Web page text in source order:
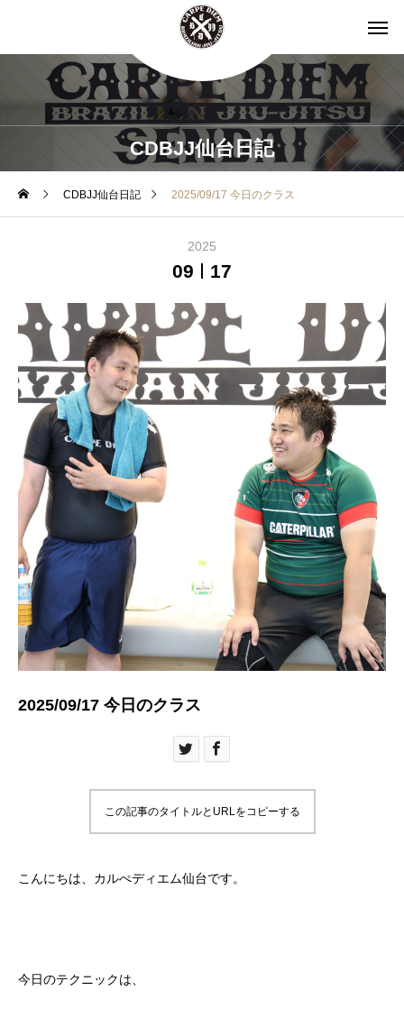
CDBJJ仙台日記
CDBJJ仙台日記 2025/09/17 今日のクラス
2025
09 17
2025/09/17 今日のクラス
この記事のタイトルとURLをコピーする
こんにちは、カルぺディエム仙台です。
今日のテクニックは、